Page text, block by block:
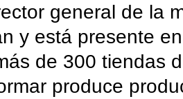
general de la
y está presente
de 300 tiendas
produce